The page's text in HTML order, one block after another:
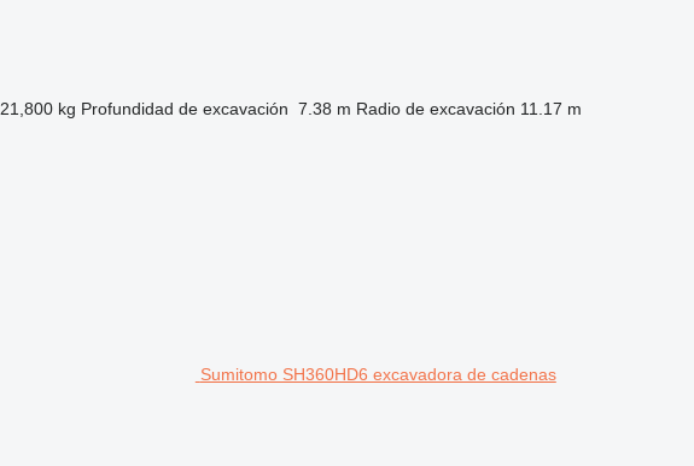
21,800 kg Profundidad de excavación 7.38 m Radio de excavación 11.17 m
Sumitomo SH360HD6 excavadora de cadenas